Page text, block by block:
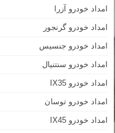
امداد خودرو آزرا
امداد خودرو گرنجور
امداد خودرو جنسیس
امداد خودرو سنتنیال
امداد خودرو IX35
امداد خودرو توسان
امداد خودرو IX45